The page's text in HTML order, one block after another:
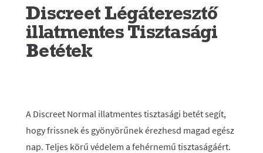
Discreet Légáteresztő
illatmentes Tisztasági
Betétek
A Discreet Normal illatmentes tisztasági betét segít,
hogy frissnek és gyönyörűnek érezhesd magad egész
nap. Teljes körű védelem a fehérnemű tisztaságáért.